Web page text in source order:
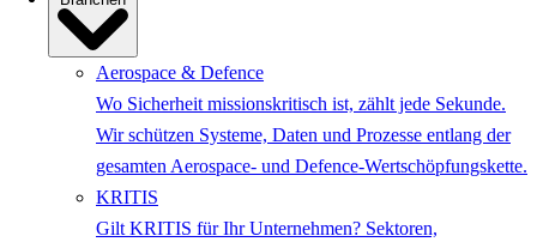
Aerospace & Defence
Wo Sicherheit missionskritisch ist, zählt jede Sekunde.
Wir schützen Systeme, Daten und Prozesse entlang der
gesamten Aerospace- und Defence-Wertschöpfungskette.
KRITIS
Gilt KRITIS für Ihr Unternehmen? Sektoren,